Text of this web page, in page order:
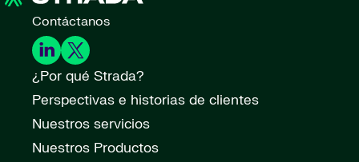
Contáctanos
¿Por qué Strada?
Perspectivas e historias de clientes
Nuestros servicios
Nuestros Productos